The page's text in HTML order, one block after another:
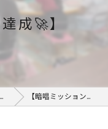
成🚀】
【暗唱ミッション達成🚀】